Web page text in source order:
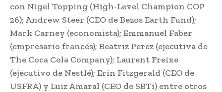
con Nigel Topping (High-Level Champion COP
26); Andrew Steer (CEO de Bezos Earth Fund);
Mark Carney (economista); Emmanuel Faber
(empresario francés); Beatriz Perez (ejecutiva de
The Coca Cola Company); Laurent Freixe
(ejecutivo de Nestlé); Erin Fitzgerald (CEO de
USFRA) y Luiz Amaral (CEO de SBTi) entre otros